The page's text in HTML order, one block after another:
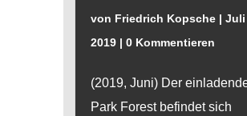
von Friedrich Kopsche |Juli
2019 | 0 Kommentieren
(2019, Juni) Der
Park Forest befindet sich